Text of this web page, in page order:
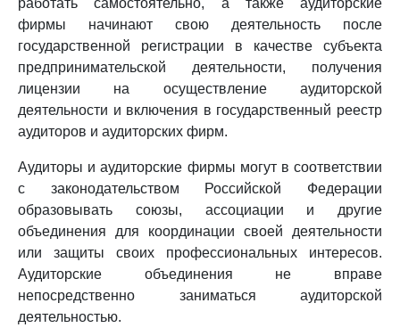
работать самостоятельно, а также аудиторские
фирмы начинают свою деятельность после
государственной регистрации в качестве субъекта
предпринимательской деятельности, получения
лицензии на осуществление аудиторской
деятельности и включения в государственный реестр
аудиторов и аудиторских фирм.
Аудиторы и аудиторские фирмы могут в соответствии
с законодательством Российской Федерации
образовывать союзы, ассоциации и другие
объединения для координации своей деятельности
или защиты своих профессиональных интересов.
Аудиторские объединения не вправе
непосредственно заниматься аудиторской
деятельностью.